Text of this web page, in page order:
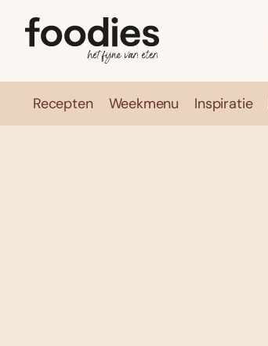
Recepten Weekmenu Inspiratie